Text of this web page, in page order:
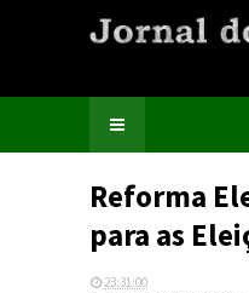
Reforma
para as
23:31:00